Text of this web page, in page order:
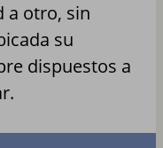
a otro, sin
su
dispuestos a